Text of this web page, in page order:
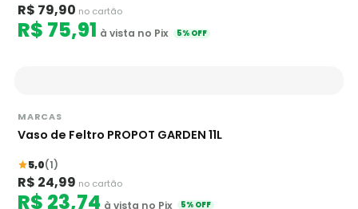
R$ 79,90 no cartão
R$ 75,91 à vista no Pix 5% OFF
MARCAS
Vaso de Feltro PROPOT GARDEN 11L
5,0(1)
R$ 24,99 no cartão
R$ 23,74 à vista no Pix 5% OFF